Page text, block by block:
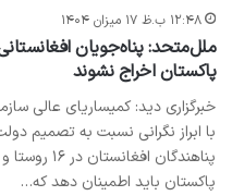
۱۲:۴۸ ب.ظ ۱۷ میزان ۱۴۰۴
ملل‌متحد: پناه‌جویان
پاکستان اخراج نشوند
خبرگزاری دید: کمیساریای عالی
با ابراز نگرانی نسبت به تصمیم
پناهندگان
پاکستان باید اطمینان دهد که…